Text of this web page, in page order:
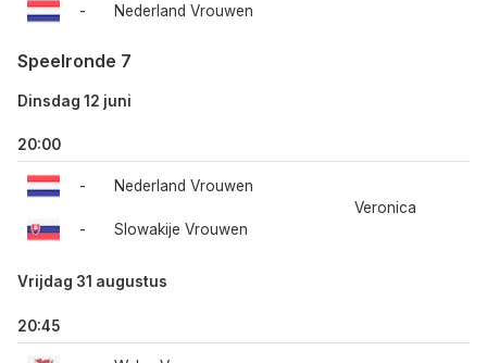
- Nederland Vrouwen
Speelronde 7
Dinsdag 12 juni
20:00
-
-
Nederland Vrouwen
Slowakije Vrouwen
Veronica
Vrijdag 31 augustus
20:45